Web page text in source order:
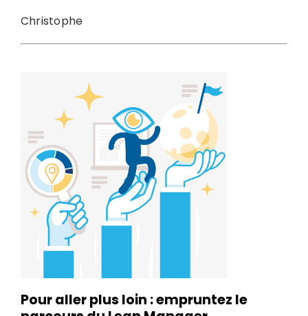
Christophe
Pour aller plus loin : empruntez le